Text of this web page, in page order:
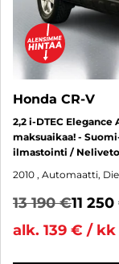
Honda CR-V
2,2 i-DTEC
maksuaikaa! -
ilmastointi / Neliveto
2010 , Automaatti,
13 190 €11
alk. 139 € / kk